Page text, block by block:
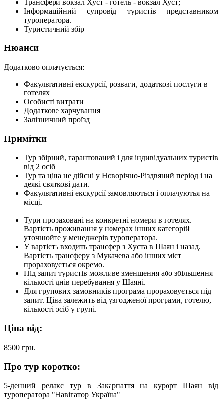
Трансфери вокзал Хуст - готель - вокзал Хуст;
Інформаційний супровід туристів представником
туроператора.
Туристичний збір
Нюанси
Додатково оплачується:
Факультативні екскурсії, розваги, додаткові послуги в
готелях
Особисті витрати
Додаткове харчування
Залізничний проїзд
Примітки
Тур збірний, гарантований і для індивідуальних туристів
від 2 осіб.
Тур та ціна не дійсні у Новорічно-Різдвяний період і на
деякі святкові дати.
Факультативні екскурсії замовляються і оплачуютья на
місці.
Тури прораховані на конкретні номери в готелях.
Вартість проживання у номерах інших категорій
уточнюйте у менеджерів туроператора.
У вартість входить трансфер з Хуста в Шаян і назад.
Вартість трансферу з Мукачева або інших міст
прораховується окремо.
Під запит туристів можливе зменшення або збільшення
кількості днів перебування у Шаяні.
Для групових замовників програма прораховується під
запит. Ціна залежить від узгодженої програми, готелю,
кількості осіб у групі.
Ціна від:
8500 грн.
Про тур коротко:
5-денний релакс тур в Закарпаття на курорт Шаян від
туроператора "Навігатор Україна"